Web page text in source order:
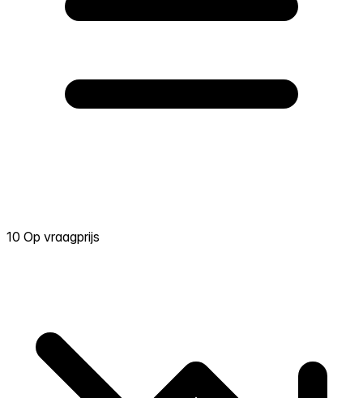
10 Op vraagprijs